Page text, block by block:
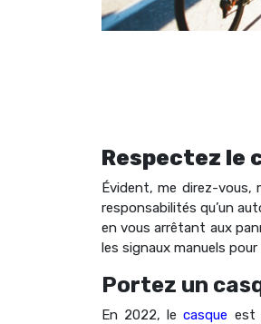
Respectez le
Évident, me direz-vous,
responsabilités qu’un
en vous arrêtant aux
les signaux manuels pour
Portez un
En 2022, lecasque est